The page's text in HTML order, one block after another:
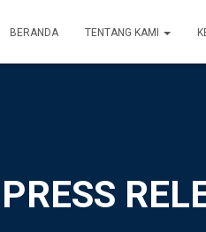
BERANDA TENTANG KAMI
PRESS